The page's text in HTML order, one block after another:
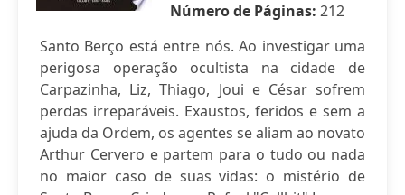
Número de Páginas: 212
Santo Berço está entre nós. Ao investigar uma
perigosa operação ocultista na cidade de
Carpazinha, Liz, Thiago, Joui e César sofrem
perdas irreparáveis. Exaustos, feridos e sem a
ajuda da Ordem, os agentes se aliam ao novato
Arthur Cervero e partem para o tudo ou nada
no maior caso de suas vidas: o mistério de